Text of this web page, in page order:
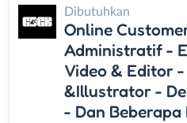
Dibutuhkan
Online
Administratif -
Video & Editor
&Illustrator -
- Dan Beberapa